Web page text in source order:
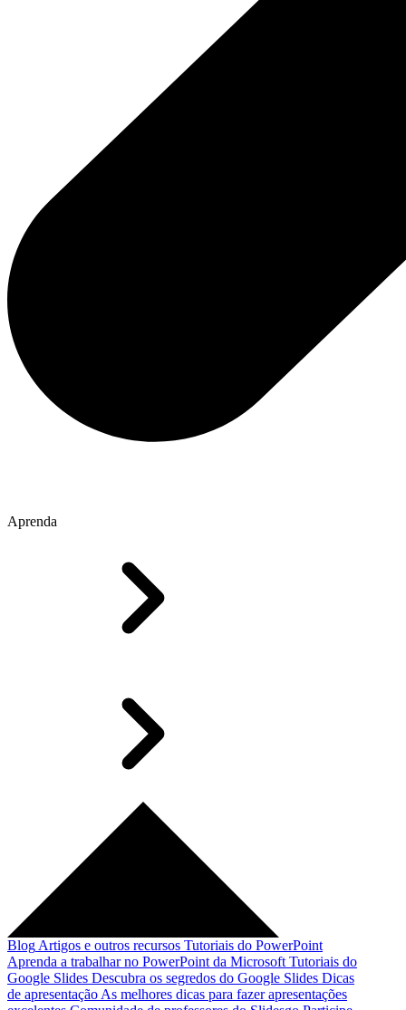
Aprenda
Blog Artigos e outros recursos Tutoriais do PowerPoint
Aprenda a trabalhar no PowerPoint da Microsoft Tutoriais do
Google Slides Descubra os segredos do Google Slides Dicas
de apresentação As melhores dicas para fazer apresentações